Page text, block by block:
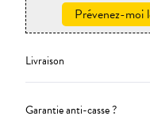
Prévenez-moi
Livraison
Garantie anti-casse ?